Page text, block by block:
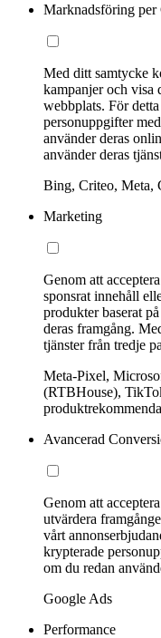
Marknadsföring per
Med ditt samtycke
kampanjer och visa
webbplats. För
personuppgifter
använder deras
använder deras
Bing, Criteo, Meta,
Marketing
Genom att
sponsrat innehåll
produkter baserat
deras framgång.
tjänster från tredje
Meta-Pixel,
(RTBHouse),
Avancerad
Genom att
utvärdera
vårt
krypterade
om du redan
Google Ads
Performance